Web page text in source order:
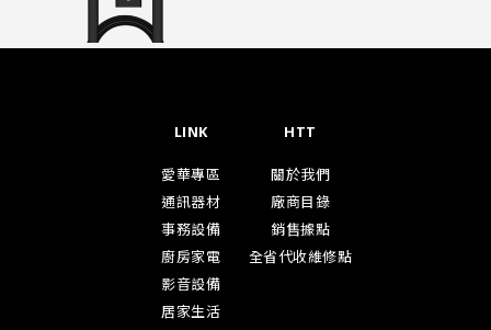
LINK
愛華專區
通訊器材
事務設備
廚房家電
影音設備
居家生活
HTT
關於我們
廠商目錄
銷售據點
全省代收維修點